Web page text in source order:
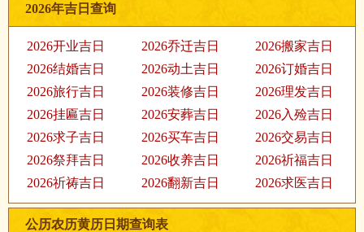
2026年吉日查询
2026开业吉日 2026乔迁吉日
2026搬家吉日
2026结婚吉日
2026动土吉日
2026订婚吉日
2026旅行吉日
2026装修吉日
2026理发吉日
2026挂匾吉日
2026安葬吉日
2026入殓吉日
2026求子吉日
2026买车吉日
2026交易吉日
2026祭拜吉日
2026收养吉日
2026祈福吉日
2026祈祷吉日
2026翻新吉日 2026求医吉日
公历农历黄历日期查询表